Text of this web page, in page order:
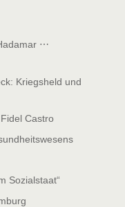
⋯
Kriegsheld und
Castro
Sozialstaat“